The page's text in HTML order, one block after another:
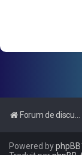
Forum de discussions sur le Regroupement de Crédits et le Rachat de Crédits
Powered byphpBB